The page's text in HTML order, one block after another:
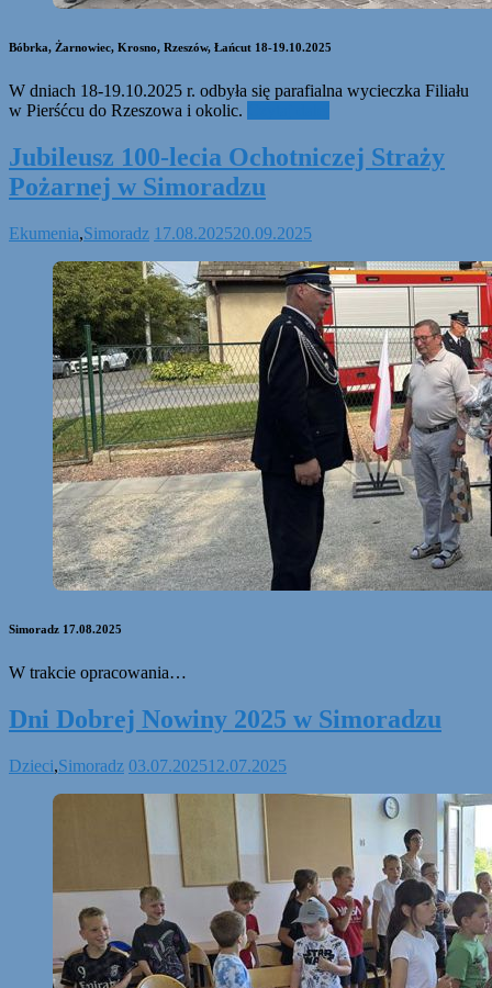
Bóbrka, Żarnowiec, Krosno, Rzeszów, Łańcut 18-19.10.2025
W dniach 18-19.10.2025 r. odbyła się parafialna wycieczka Filiału
w Pierśćcu do Rzeszowa i okolic.
Jubileusz 100-lecia Ochotniczej Straży
Pożarnej w Simoradzu
Ekumenia,Simoradz 17.08.202520.09.2025
Simoradz 17.08.2025
W trakcie opracowania…
Dni Dobrej Nowiny 2025 w Simoradzu
Dzieci,Simoradz 03.07.202512.07.2025